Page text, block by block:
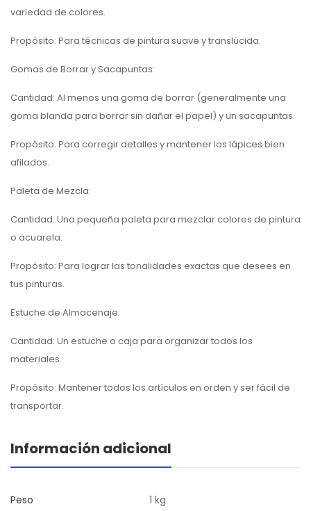
variedad de colores.
Propósito: Para técnicas de pintura suave y translúcida.
Gomas de Borrar y Sacapuntas:
Cantidad: Al menos una goma de borrar (generalmente una
goma blanda para borrar sin dañar el papel) y un sacapuntas.
Propósito: Para corregir detalles y mantener los lápices bien
afilados.
Paleta de Mezcla:
Cantidad: Una pequeña paleta para mezclar colores de pintura
o acuarela.
Propósito: Para lograr las tonalidades exactas que desees en
tus pinturas.
Estuche de Almacenaje:
Cantidad: Un estuche o caja para organizar todos los
materiales.
Propósito: Mantener todos los artículos en orden y ser fácil de
transportar.
Información adicional
Peso
1 kg